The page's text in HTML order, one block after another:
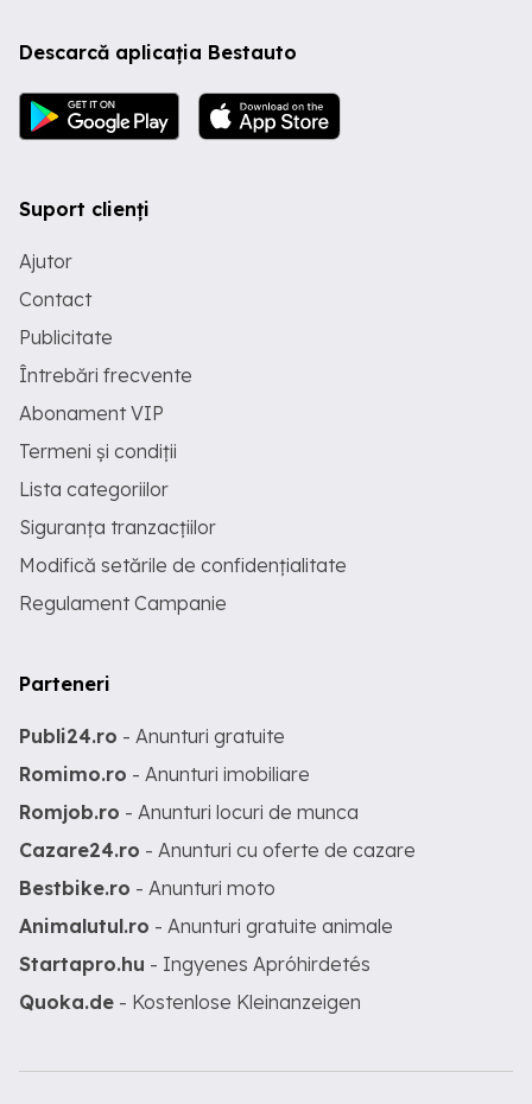
Descarcă aplicația Bestauto
Suport clienți
Ajutor
Contact
Publicitate
Întrebări frecvente
Abonament VIP
Termeni și condiții
Lista categoriilor
Siguranța tranzacțiilor
Modifică setările de confidențialitate
Regulament Campanie
Parteneri
Publi24.ro - Anunturi gratuite
Romimo.ro - Anunturi imobiliare
Romjob.ro - Anunturi locuri de munca
Cazare24.ro - Anunturi cu oferte de cazare
Bestbike.ro - Anunturi moto
Animalutul.ro - Anunturi gratuite animale
Startapro.hu - Ingyenes Apróhirdetés
Quoka.de - Kostenlose Kleinanzeigen